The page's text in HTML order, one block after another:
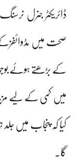
ڈائریکٹر جنرل
صحت میں
کے بڑھتے ہوئے
میں کمی کے لیے
کیا کہ پنجاب میں
گا۔